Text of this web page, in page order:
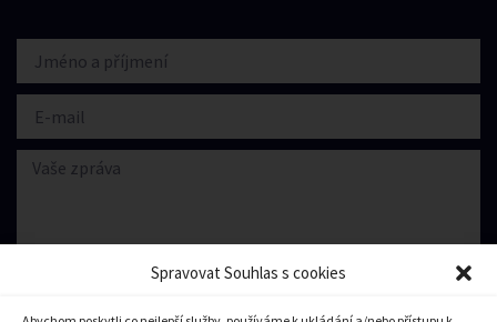
Spravovat Souhlas s cookies